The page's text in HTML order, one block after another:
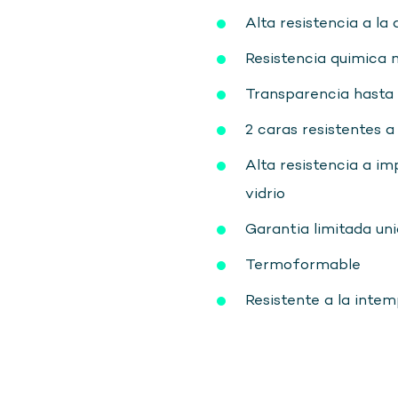
Alta resistencia a la
Resistencia quimica
Transparencia
2 caras resistentes a
Alta resistencia a
vidrio
Garantia limitada
Termoformable
Resistente a la